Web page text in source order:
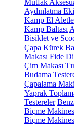
Mutfak
Aydınlatma
Kamp El
Kamp Baltası
Bisiklet ve
Çapa Kürek
Makası Fide
Çim Makası
Budama
Çapalama
Yaprak
Testereler
Biçme
Biçme